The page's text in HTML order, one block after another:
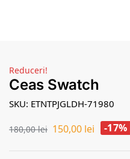
Reduceri!
Ceas Swatch
SKU: ETNTPJGLDH-71980
180,00lei 150,00 lei -17%